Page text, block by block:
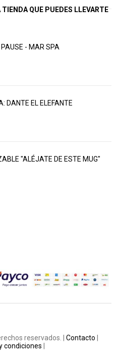
QUE PUEDES LLEVARTE
- MAR SPA
DANTE EL ELEFANTE
"ALÉJATE DE ESTE MUG"
reservados. | Contacto
condiciones